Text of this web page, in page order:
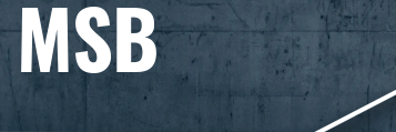
MSB